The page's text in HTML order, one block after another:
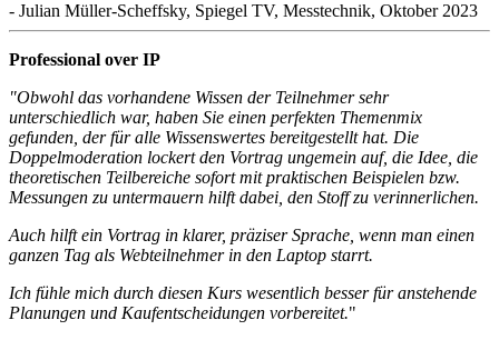
- Julian Müller-Scheffsky, Spiegel TV, Messtechnik, Oktober 2023
Professional over IP
"Obwohl das vorhandene Wissen der Teilnehmer sehr
unterschiedlich war, haben Sie einen perfekten Themenmix
gefunden, der für alle Wissenswertes bereitgestellt hat. Die
Doppelmoderation lockert den Vortrag ungemein auf, die Idee, die
theoretischen Teilbereiche sofort mit praktischen Beispielen bzw.
Messungen zu untermauern hilft dabei, den Stoff zu verinnerlichen.
Auch hilft ein Vortrag in klarer, präziser Sprache, wenn man einen
ganzen Tag als Webteilnehmer in den Laptop starrt.
Ich fühle mich durch diesen Kurs wesentlich besser für anstehende
Planungen und Kaufentscheidungen vorbereitet."